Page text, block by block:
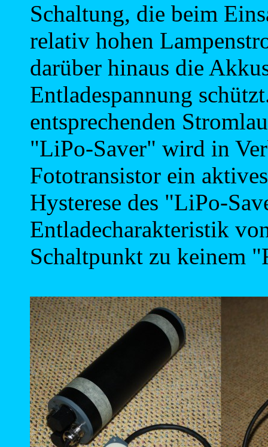
Schaltung, die beim
relativ hohen
darüber hinaus die
Entladespannung
entsprechenden
"LiPo-Saver" wird in
Fototransistor ein
Hysterese des "LiPo-
Entladecharakteristik
Schaltpunkt zu keinem